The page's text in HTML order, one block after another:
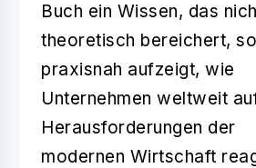
Buch ein Wissen, das
theoretisch bereichert,
praxisnah aufzeigt, wie
Unternehmen weltweit
Herausforderungen der
modernen Wirtschaft